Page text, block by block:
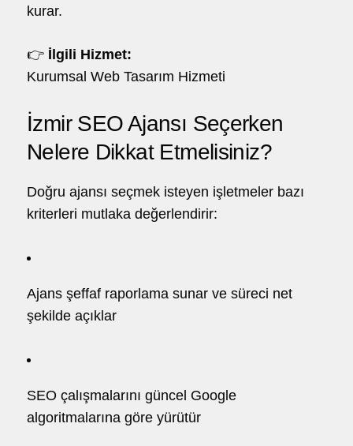
kurar.
👉 İlgili Hizmet:
Kurumsal Web Tasarım Hizmeti
İzmir SEO Ajansı Seçerken
Nelere Dikkat Etmelisiniz?
Doğru ajansı seçmek isteyen işletmeler bazı
kriterleri mutlaka değerlendirir:
Ajans şeffaf raporlama sunar ve süreci net
şekilde açıklar
SEO çalışmalarını güncel Google
algoritmalarına göre yürütür